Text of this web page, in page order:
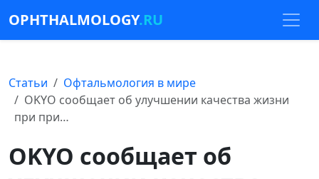
OPHTHALMOLOGY.RU
Статьи
Офтальмология в мире
OKYO сообщает об улучшении качества жизни
при при…
OKYO сообщает об